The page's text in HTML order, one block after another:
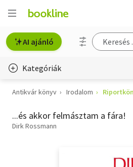
AI ajánló
Kategóriák
Életmód, egészség
Erotika
Antikvár könyv Irodalom
...és akkor felmásztam a fára!
Dirk Rossmann